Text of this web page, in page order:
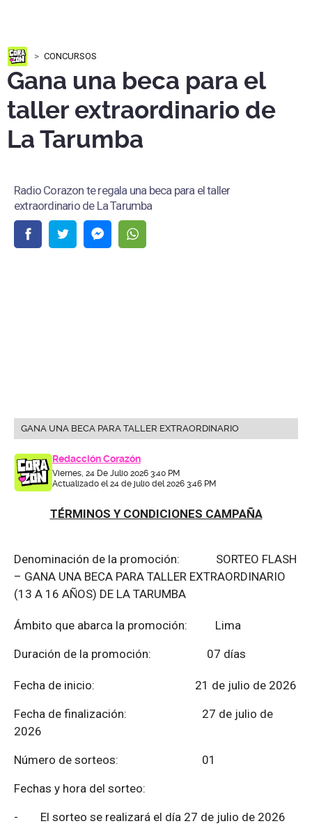
CONCURSOS
Gana una beca para el
taller extraordinario de
La Tarumba
Radio Corazon te regala una beca para el taller
extraordinario de La Tarumba
GANA UNA BECA PARA TALLER EXTRAORDINARIO
Redacción Corazón
Viernes, 24 De Julio 2026 3:40 PM
Actualizado el 24 de julio del 2026 3:46 PM
TÉRMINOS Y CONDICIONES CAMPAÑA
Denominación de la promoción: SORTEO FLASH
– GANA UNA BECA PARA TALLER EXTRAORDINARIO
(13 A 16 AÑOS) DE LA TARUMBA
Ámbito que abarca la promoción: Lima
Duración de la promoción: 07 días
Fecha de inicio: 21 de julio de 2026
Fecha de finalización:
27 de julio de
2026
Número de sorteos: 01
Fechas y hora del sorteo:
- El sorteo se realizará el día 27 de julio de 2026